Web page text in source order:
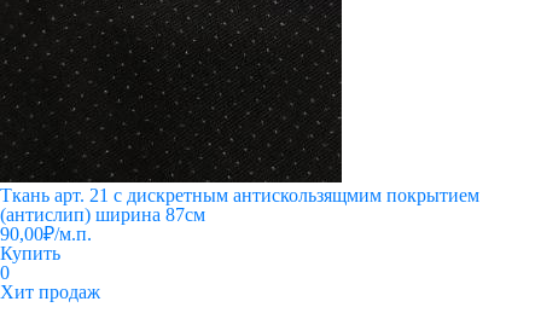
Ткань арт. 21 с дискретным антискользящмим покрытием
(антислип) ширина 87см
90,00₽/м.п.
Купить
0
Хит продаж